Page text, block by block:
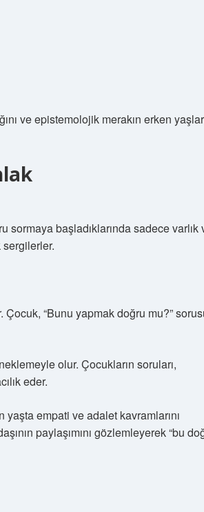
ve epistemolojik merakın erken
sormaya başladıklarında sadece varlık
“Bunu yapmak doğru mu?”
olur. Çocukların soruları,
eder.
empati ve adalet kavramlarını
paylaşımını gözlemleyerek “bu